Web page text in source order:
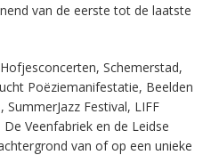
van de eerste tot de laatste
Schemerstad,
Poëziemanifestatie, Beelden
Festival, LIFF
Veenfabriek en de Leidse
van of op een unieke